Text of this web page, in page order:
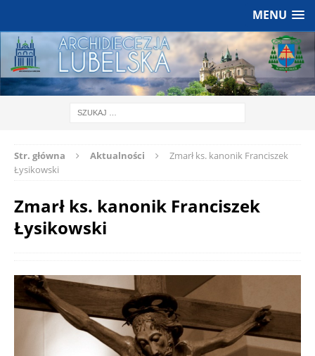
MENU
Str. główna Aktualności
Zmarł ks. kanonik Franciszek
Łysikowski
Zmarł ks. kanonik Franciszek
Łysikowski